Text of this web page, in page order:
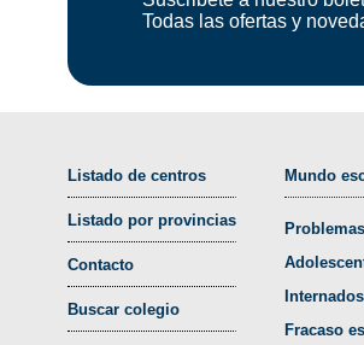
Todas las ofertas y
Listado de centros
Listado por provincias
Contacto
Buscar colegio
Mundo
Internados
Fracaso